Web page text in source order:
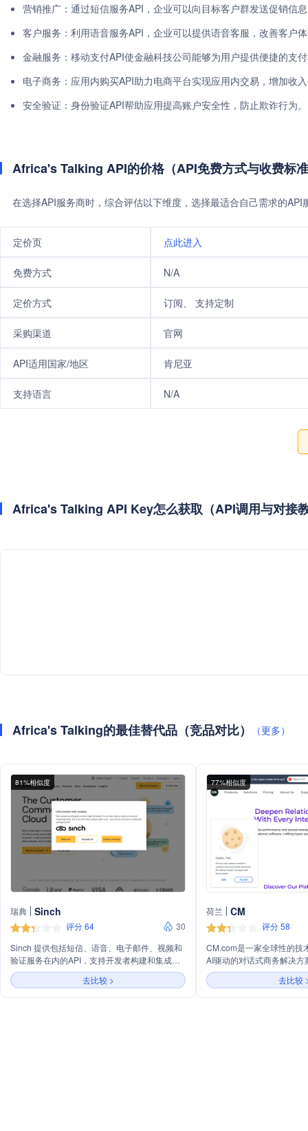
营销推广：通过短信服务API，企业可以向目标客户群发送促销信
客户服务：利用语音服务API，企业可以提供语音客服，改善客户
金融服务：移动支付API使金融科技公司能够为用户提供便捷的支
电子商务：应用内购买API助力电商平台实现应用内交易，增加收
安全验证：身份验证API帮助应用提高账户安全性，防止欺诈行为。
Africa's Talking API的价格（API免费方式与收费标
在选择API服务商时，综合评估以下维度，选择最适合自己需求的
定价页 点此进入
免费方式 N/A
定价方式 订阅、 支持定制
采购渠道 官网
API适用国家/地区 肯尼亚
支持语言 N/A
Africa's Talking API Key怎么获取（API调用与对接
Africa's Talking的最佳替代品（竞品对比） （更多）
81%相似度
瑞典 Sinch
评分 64
30
Sinch 提供包括短信、语音、电子邮件、视频和
验证服务在内的API，支持开发者构建和集成通
信功能。
去比较 >
77%相似度
荷兰 CM
评分 58
CM.com是一家全球性的技
AI驱动的对话式商务解决
来，CM.com已经发展成为
行业领导者，在全球18个
司提供包括短信、语音、
去比较